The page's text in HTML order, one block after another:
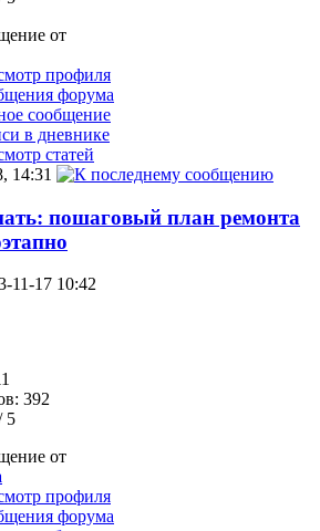
от
профиля
форума
сообщение
в дневнике
статей
14:31
пошаговый план ремонта
11-17 10:42
392
5
от
профиля
форума